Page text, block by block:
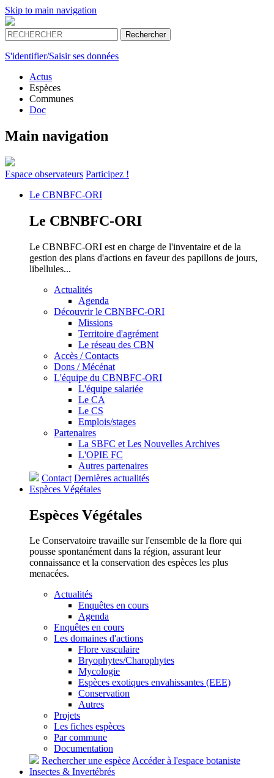
Skip to main navigation
S'identifier/Saisir ses données
Actus
Espèces
Communes
Doc
Main navigation
Espace observateurs Participez !
Le CBNBFC-ORI
Le CBNBFC-ORI
Le CBNBFC-ORI est en charge de l'inventaire et de la
gestion des plans d'actions en faveur des papillons de jours,
libellules...
Actualités
Agenda
Découvrir le CBNBFC-ORI
Missions
Territoire d'agrément
Le réseau des CBN
Accès / Contacts
Dons / Mécénat
L'équipe du CBNBFC-ORI
L'équipe salariée
Le CA
Le CS
Emplois/stages
Partenaires
La SBFC et Les Nouvelles Archives
L'OPIE FC
Autres partenaires
Contact Dernières actualités
Espèces Végétales
Espèces Végétales
Le Conservatoire travaille sur l'ensemble de la flore qui
pousse spontanément dans la région, assurant leur
connaissance et la conservation des espèces les plus
menacées.
Actualités
Enquêtes en cours
Agenda
Enquêtes en cours
Les domaines d'actions
Flore vasculaire
Bryophytes/Charophytes
Mycologie
Espèces exotiques envahissantes (EEE)
Conservation
Autres
Projets
Les fiches espèces
Par commune
Documentation
Rechercher une espèceAccéder à l'espace botaniste
Insectes & Invertébrés